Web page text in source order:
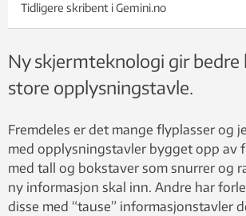
Tidligere skribent i Gemini.no
Ny skjermteknologi gir bedre
store opplysningstavle.
Fremdeles er det mange flyplasser og
med opplysningstavler bygget opp av
med tall og bokstaver som snurrer og
ny informasjon skal inn. Andre har
disse med “tause” informasjonstavler